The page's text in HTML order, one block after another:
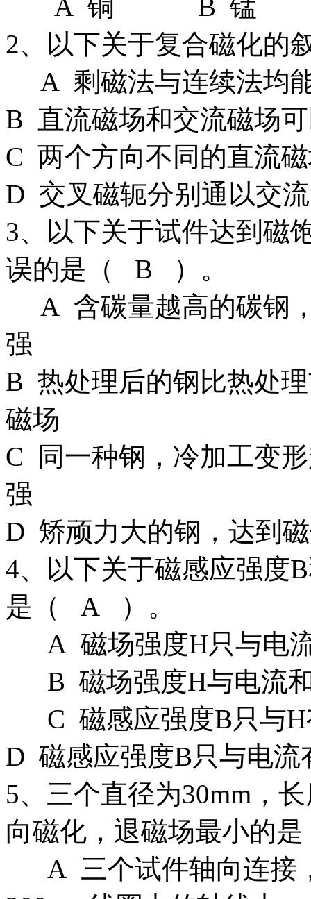
A 铜 B 锰
2、以下关于复合磁化
A 剩磁法与连续法均
B 直流磁场和交流磁场
C 两个方向不同的直流
D 交叉磁轭分别通以交
3、以下关于试件达到磁
误的是（ B ）。
A 含碳量越高的碳钢
强
B 热处理后的钢比热处
磁场
C 同一种钢，冷加工变
强
D 矫顽力大的钢，达到
4、以下关于磁感应强度
是（ A ）。
A 磁场强度H只与电
B 磁场强度H与电流
C 磁感应强度B只
D 磁感应强度B只与电流
5、三个直径为30mm，
向磁化，退磁场最小的
A 三个试件轴向连接